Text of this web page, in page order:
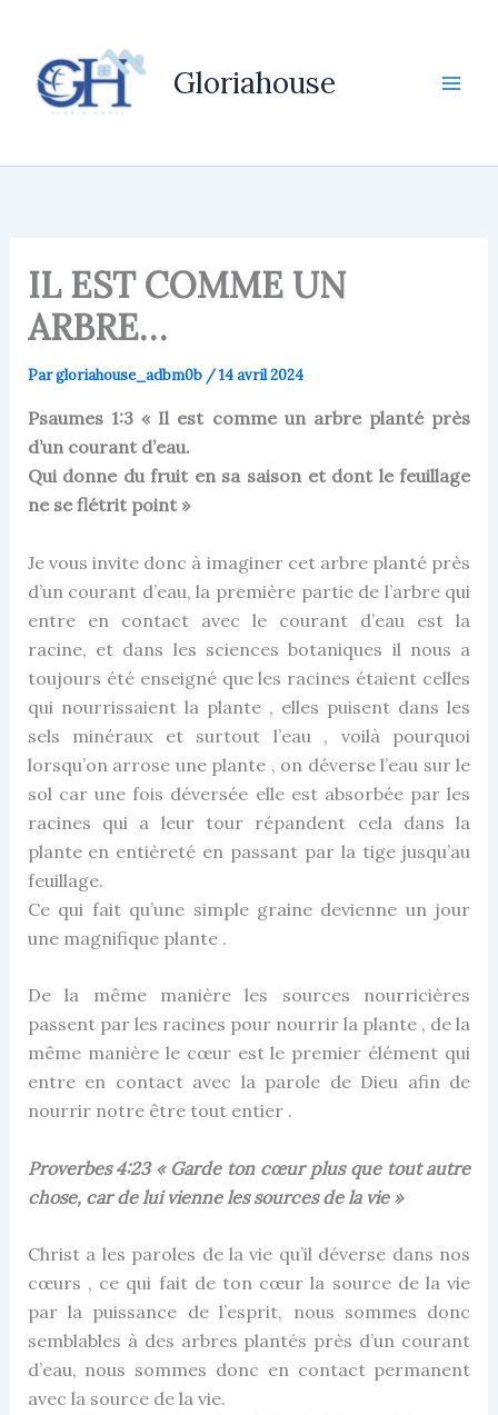
contenu
Gloriahouse
IL EST COMME UN
ARBRE…
Pargloriahouse_adbm0b /14 avril 2024
Psaumes 1:3 « Il est comme un arbre planté près
d’un courant d’eau.
Qui donne du fruit en sa saison et dont le feuillage
ne se flétrit point »
Je vous invite donc à imaginer cet arbre planté près
d’un courant d’eau, la première partie de l’arbre qui
entre en contact avec le courant d’eau est la
racine, et dans les sciences botaniques il nous a
toujours été enseigné que les racines étaient celles
qui nourrissaient la plante , elles puisent dans les
sels minéraux et surtout l’eau , voilà pourquoi
lorsqu’on arrose une plante , on déverse l’eau sur le
sol car une fois déversée elle est absorbée par les
racines qui a leur tour répandent cela dans la
plante en entièreté en passant par la tige jusqu’au
feuillage.
Ce qui fait qu’une simple graine devienne un jour
une magnifique plante .
De la même manière les sources nourricières
passent par les racines pour nourrir la plante , de la
même manière le cœur est le premier élément qui
entre en contact avec la parole de Dieu afin de
nourrir notre être tout entier .
Proverbes 4:23 « Garde ton cœur plus que tout autre
chose, car de lui vienne les sources de la vie »
Christ a les paroles de la vie qu’il déverse dans nos
cœurs , ce qui fait de ton cœur la source de la vie
par la puissance de l’esprit, nous sommes donc
semblables à des arbres plantés près d’un courant
d’eau, nous sommes donc en contact permanent
avec la source de la vie.